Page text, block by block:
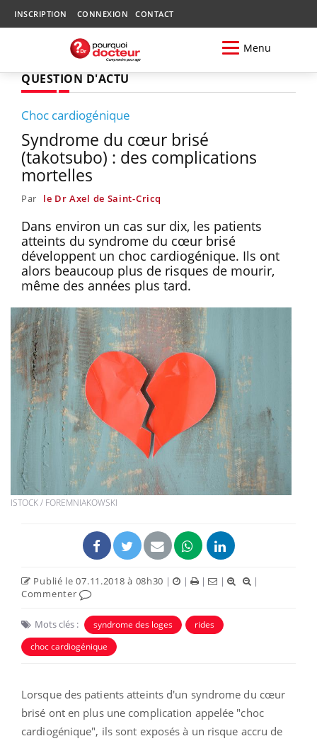
INSCRIPTION CONNEXION CONTACT
Menu
QUESTION D'ACTU
Choc cardiogénique
Syndrome du cœur brisé
(takotsubo) : des complications
mortelles
Par le Dr Axel de Saint-Cricq
Dans environ un cas sur dix, les patients
atteints du syndrome du cœur brisé
développent un choc cardiogénique. Ils ont
alors beaucoup plus de risques de mourir,
même des années plus tard.
ISTOCK / FOREMNIAKOWSKI
Publié le 07.11.2018 à 08h30 | | | |
|
Commenter
Mots clés : syndrome des loges
rides
choc cardiogénique
Lorsque des patients atteints d'un syndrome du cœur
brisé ont en plus une complication appelée "choc
cardiogénique", ils sont exposés à un risque accru de